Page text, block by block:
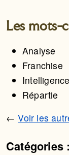
Les mots-
Analyse
Franchise
Intelligence
Répartie
←Voir les
Catégories :